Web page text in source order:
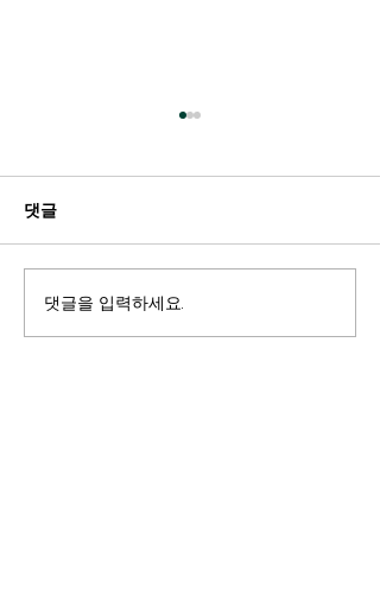
바이든 대통령과 그 행정부
의 “트랜스젠더 인권 확
댓글
댓글을 입력하세요.